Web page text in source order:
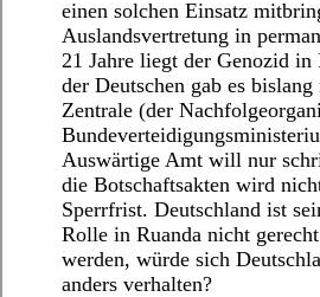
einen solchen Einsatz
Auslandsvertretung in
21 Jahre liegt der Genozid
der Deutschen gab es
Zentrale (der
Auswärtige Amt will nur
die Botschaftsakten wird
Sperrfrist. Deutschland ist
Rolle in Ruanda nicht
werden, würde sich
anders verhalten?